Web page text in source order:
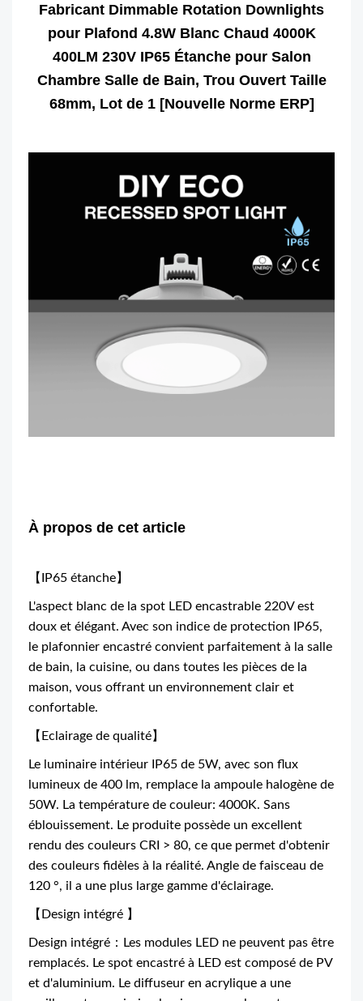
Fabricant Dimmable Rotation Downlights
pour Plafond 4.8W Blanc Chaud 4000K
400LM 230V IP65 Étanche pour Salon
Chambre Salle de Bain, Trou Ouvert Taille
68mm, Lot de 1 [Nouvelle Norme ERP]
À propos de cet article
【IP65 étanche】
L'aspect blanc de la spot LED encastrable 220V est
doux et élégant. Avec son indice de protection IP65,
le plafonnier encastré convient parfaitement à la salle
de bain, la cuisine, ou dans toutes les pièces de la
maison, vous offrant un environnement clair et
confortable.
【Eclairage de qualité】
Le luminaire intérieur IP65 de 5W, avec son flux
lumineux de 400 lm, remplace la ampoule halogène de
50W. La température de couleur: 4000K. Sans
éblouissement. Le produite possède un excellent
rendu des couleurs CRI > 80, ce que permet d'obtenir
des couleurs fidèles à la réalité. Angle de faisceau de
120 °, il a une plus large gamme d'éclairage.
【Design intégré 】
Design intégré：Les modules LED ne peuvent pas être
remplacés. Le spot encastré à LED est composé de PV
et d'aluminium. Le diffuseur en acrylique a une